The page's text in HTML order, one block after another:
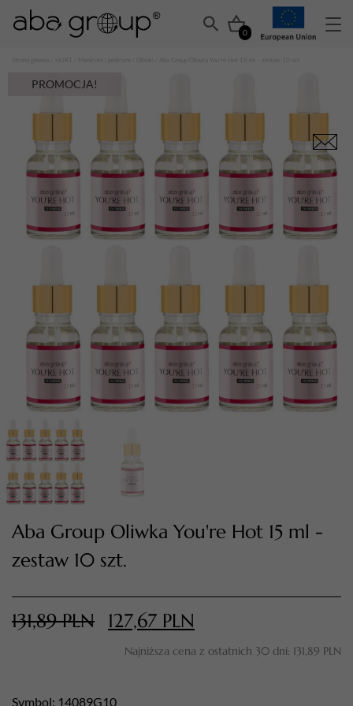
0
PRZEJDŹ DO KOSZYKA
Manicure i pedicure / Aba Group Oliwka You’re Hot 15 ml – zestaw 10 szt.
PROMOCJA!
Aba Group Oliwka You're Hot 15 ml -
zestaw 10 szt.
131,89PLN 127,67 PLN
Najniższa cena z ostatnich 30 dni: 131,89 PLN
Symbol: 14089G10